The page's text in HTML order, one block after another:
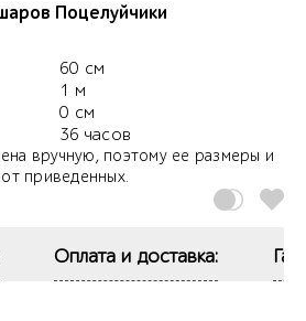
Поцелуйчики
60 см
1 м
0 см
36 часов
вручную, поэтому ее размеры и
от приведенных.
Оплата и доставка: